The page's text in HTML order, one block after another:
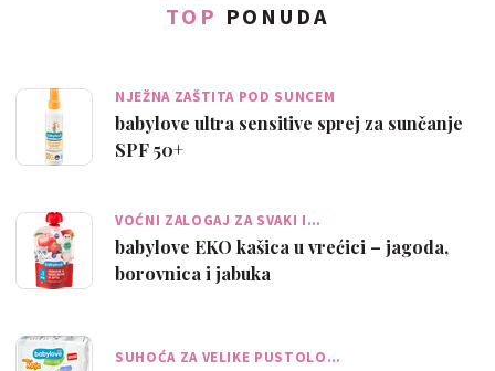
TOP PONUDA
NJEŽNA ZAŠTITA POD SUNCEM
babylove ultra sensitive sprej za sunčanje
SPF 50+
VOĆNI ZALOGAJ ZA SVAKI I…
babylove EKO kašica u vrećici – jagoda,
borovnica i jabuka
SUHOĆA ZA VELIKE PUSTOLO…